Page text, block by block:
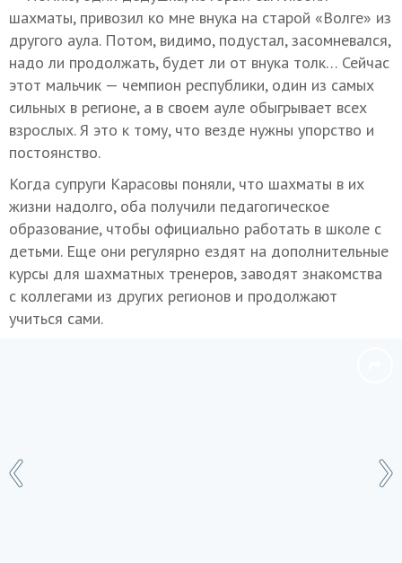
шахматы, привозил ко мне внука на старой «Волге» из
другого аула. Потом, видимо, подустал, засомневался,
надо ли продолжать, будет ли от внука толк… Сейчас
этот мальчик — чемпион республики, один из самых
сильных в регионе, а в своем ауле обыгрывает всех
взрослых. Я это к тому, что везде нужны упорство и
постоянство.
Когда супруги Карасовы поняли, что шахматы в их
жизни надолго, оба получили педагогическое
образование, чтобы официально работать в школе с
детьми. Еще они регулярно ездят на дополнительные
курсы для шахматных тренеров, заводят знакомства
с коллегами из других регионов и продолжают
учиться сами.